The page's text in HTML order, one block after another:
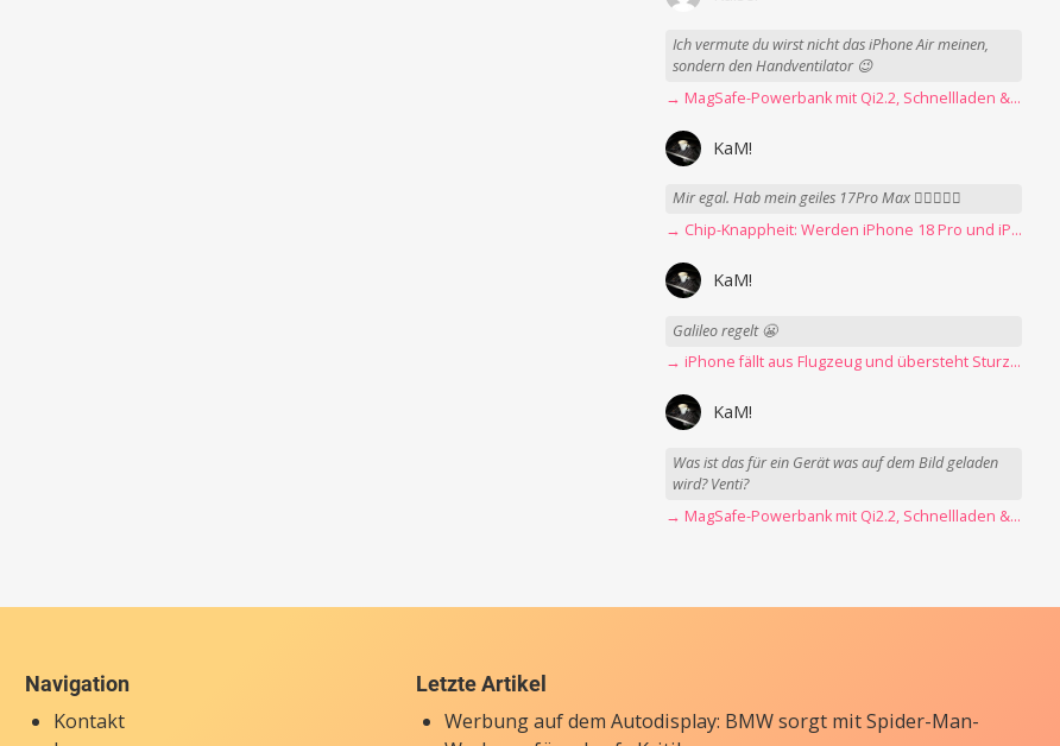
Ich vermute du wirst nicht das iPhone Air meinen,
sondern den Handventilator 😉
→ MagSafe-Powerbank mit Qi2.2, Schnellladen & USB-C-Kabel angeschaut
KaM!
Mir egal. Hab mein geiles 17Pro Max 👍🏻👌🏻🥰
→ Chip-Knappheit: Werden iPhone 18 Pro und iPhone Ultra rechtzeitig fertig?
KaM!
Galileo regelt 😬
→ iPhone fällt aus Flugzeug und übersteht Sturz unbeschadet
KaM!
Was ist das für ein Gerät was auf dem Bild geladen
wird? Venti?
→ MagSafe-Powerbank mit Qi2.2, Schnellladen & USB-C-Kabel angeschaut
Navigation
Kontakt
Letzte Artikel
Werbung auf dem Autodisplay: BMW sorgt mit Spider-Man-